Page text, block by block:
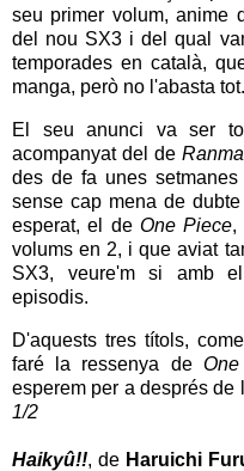
seu primer volum, anime
del nou SX3 i del qual
temporades en català,
manga, però no l'abasta tot.
El seu anunci va ser
acompanyat del de
des de fa unes
sense cap mena de
esperat, el de One Piece,
volums en 2, i que aviat
SX3, veure'm si amb
episodis.
D'aquests tres títols,
faré la ressenya de
esperem per a després de
1/2
Haikyû!!, de Haruichi